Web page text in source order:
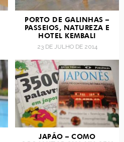
PORTO DE GALINHAS –
PASSEIOS, NATUREZA E
HOTEL KEMBALI
23 DE JULHO DE 2014
JAPÃO – COMO